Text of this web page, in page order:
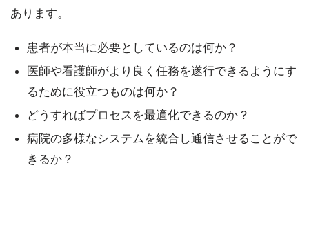
あります。
患者が本当に必要としているのは何か？
医師や看護師がより良く任務を遂行できるようにす
るために役立つものは何か？
どうすればプロセスを最適化できるのか？
病院の多様なシステムを統合し通信させることがで
きるか？